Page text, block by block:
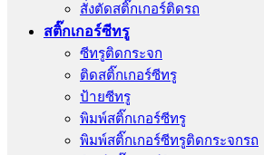
สั่งตัดสติ๊กเกอร์ติดรถ
สติ๊กเกอร์ซีทรู
ซีทรูติดกระจก
ติดสติ๊กเกอร์ซีทรู
ป้ายซีทรู
พิมพ์สติ๊กเกอร์ซีทรู
พิมพ์สติ๊กเกอร์ซีทรูติดกระจกรถ